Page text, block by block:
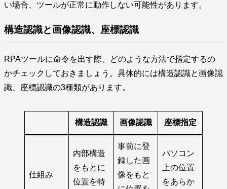
い場合、ツールが正常に動作しない可能性があります。
構造認識と画像認識、座標認識
RPAツールに命令を出す際、どのような方法で指定するの
かチェックしておきましょう。具体的には構造認識と画像認
識、座標認識の3種類があります。
構造認識 画像認識 座標指定
仕組み
内部構造
をもとに
位置を特
事前に登
録した画
像をもと
パソコン
上の位置
をあらか